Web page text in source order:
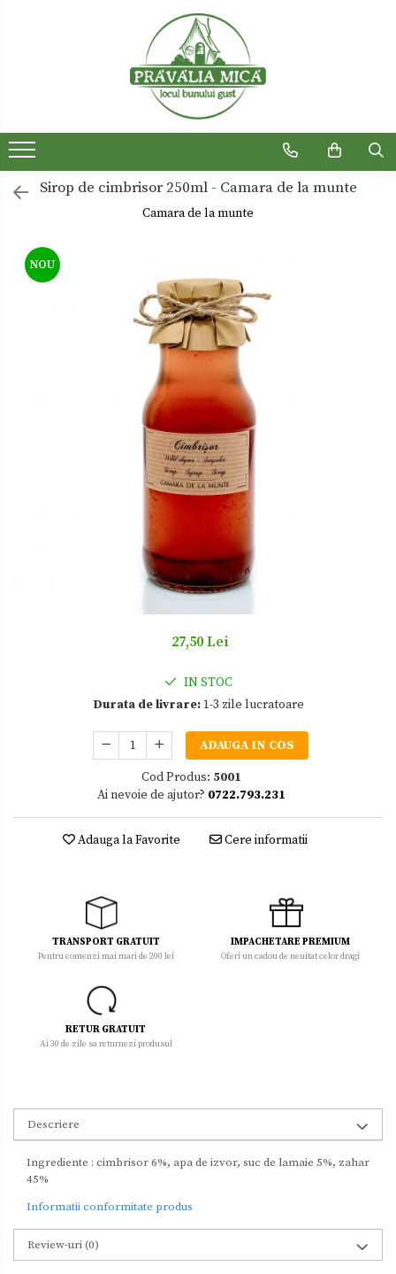
Dulceturi fara zahar
Dulciuri de casa
Otet
Sirop de cimbrisor 250ml - Camara de la munte
Camara de la munte
NOU
27,50 Lei
IN STOC
Durata de livrare:1-3 zile lucratoare
ADAUGA IN COS
Cod Produs: 5001
Ai nevoie de ajutor? 0722.793.231
Adauga la Favorite Cere informatii
TRANSPORT GRATUIT
Pentru comenzi mai mari de 200 lei
IMPACHETARE PREMIUM
Oferi un cadou de neuitat celor dragi
RETUR GRATUIT
Ai 30 de zile sa returnezi produsul
Descriere
Ingrediente : cimbrisor 6%, apa de izvor, suc de lamaie 5%, zahar
45%
Informatii conformitate produs
Review-uri(0)